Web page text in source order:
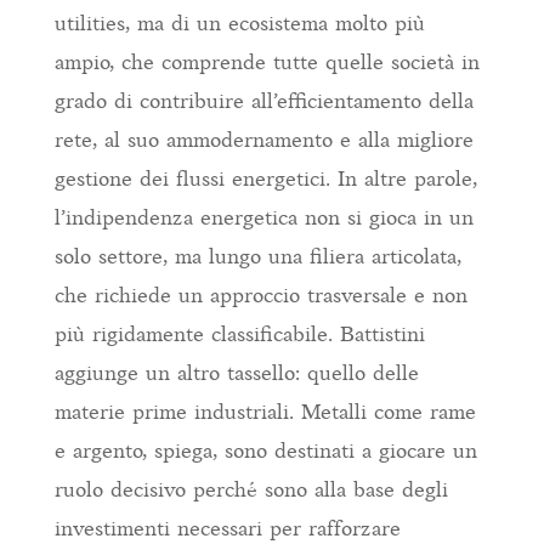
utilities, ma di un ecosistema molto più
ampio, che comprende tutte quelle società in
grado di contribuire all’efficientamento della
rete, al suo ammodernamento e alla migliore
gestione dei flussi energetici. In altre parole,
l’indipendenza energetica non si gioca in un
solo settore, ma lungo una filiera articolata,
che richiede un approccio trasversale e non
più rigidamente classificabile. Battistini
aggiunge un altro tassello: quello delle
materie prime industriali. Metalli come rame
e argento, spiega, sono destinati a giocare un
ruolo decisivo perché sono alla base degli
investimenti necessari per rafforzare